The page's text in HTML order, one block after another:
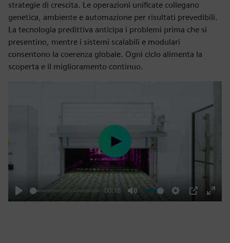
strategie di crescita. Le operazioni unificate collegano
genetica, ambiente e automazione per risultati prevedibili.
La tecnologia predittiva anticipa i problemi prima che si
presentino, mentre i sistemi scalabili e modulari
consentono la coerenza globale. Ogni ciclo alimenta la
scoperta e il miglioramento continuo.
Play
00:18
Mute Settings
PIP
Enter
Play